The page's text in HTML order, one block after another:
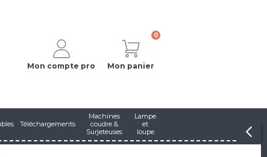
Mon compte pro
0
Mon panier
Téléchargements
Machines
coudre &
Surjeteuses
Lampe
et
loupe